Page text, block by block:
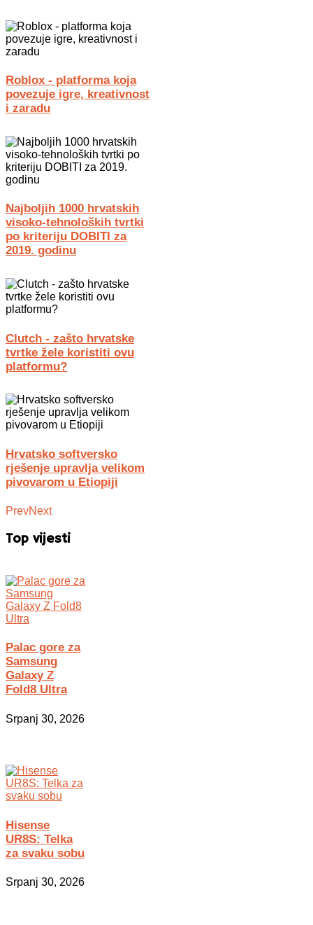
Roblox - platforma koja
povezuje igre, kreativnost
i zaradu
Najboljih 1000 hrvatskih
visoko-tehnoloških tvrtki
po kriteriju DOBITI za
2019. godinu
Clutch - zašto hrvatske
tvrtke žele koristiti ovu
platformu?
Hrvatsko softversko
rješenje upravlja velikom
pivovarom u Etiopiji
PrevNext
Top vijesti
Palac gore za
Samsung
Galaxy Z
Fold8 Ultra
Srpanj 30, 2026
Hisense
UR8S: Telka
za svaku sobu
Srpanj 30, 2026